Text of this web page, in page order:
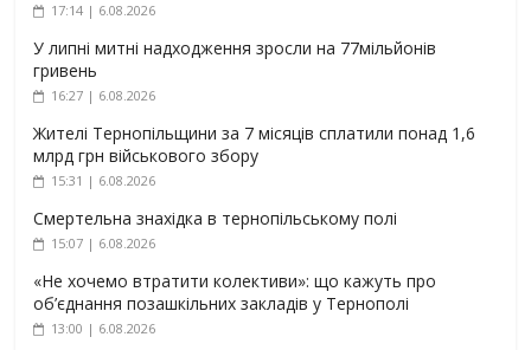
17:14 | 6.08.2026
У липні митні надходження зросли на 77мільйонів
гривень
16:27 | 6.08.2026
Жителі Тернопільщини за 7 місяців сплатили понад 1,6
млрд грн військового збору
15:31 | 6.08.2026
Смертельна знахідка в тернопільському полі
15:07 | 6.08.2026
«Не хочемо втратити колективи»: що кажуть про
об’єднання позашкільних закладів у Тернополі
13:00 | 6.08.2026